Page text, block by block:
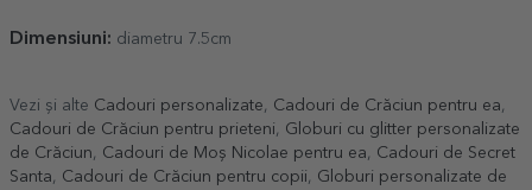
Dimensiuni: diametru 7.5cm
Vezi și alte Cadouri personalizate Cadouri de Crăciun pentru ea
Cadouri de Crăciun pentru prieteni
Globuri cu glitter personalizate
de Crăciun
Cadouri de Moș Nicolae pentru ea
Cadouri de Secret
Santa
Cadouri de Crăciun pentru copii
Globuri personalizate de